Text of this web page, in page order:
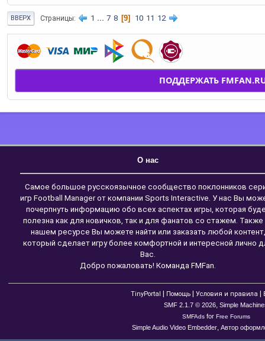
ПОДДЕРЖАТЬ
ВВЕРХ Страницы 1 ... 7 8 9 10 11 12
О нас
Самое большое русскоязычное сообщество поклонников
игр Football Manager от компании Sports Interactive. У нас Вы
почерпнуть информацию обо всех аспектах игры, которая
полезна как для новичков, так и для фанатов со стажем. Также
нашем ресурсе Вы можете найти или заказать любой контент,
который сделает игру более комфортной и интересной лично
Вас.
Добро пожаловать! Команда FMFan.
TinyPortal Помощь Условия и правила
SMF 2.1.7 © 2026, Simple
SMFAdsfor Free Forums
Simple Audio Video Embedder, Автор